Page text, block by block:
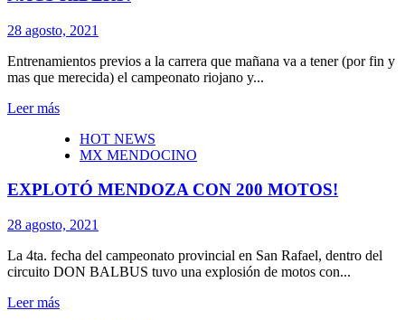
28 agosto, 2021
Entrenamientos previos a la carrera que mañana va a tener (por fin y
mas que merecida) el campeonato riojano y...
Leer más
HOT NEWS
MX MENDOCINO
EXPLOTÓ MENDOZA CON 200 MOTOS!
28 agosto, 2021
La 4ta. fecha del campeonato provincial en San Rafael, dentro del
circuito DON BALBUS tuvo una explosión de motos con...
Leer más